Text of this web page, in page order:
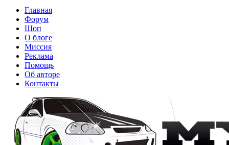
Главная
Форум
Шоп
О блоге
Миссия
Реклама
Помощь
Об авторе
Контакты